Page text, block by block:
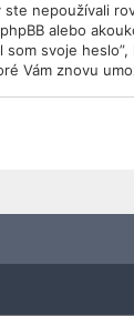
nepoužívali
alebo
svoje
Vám znovu